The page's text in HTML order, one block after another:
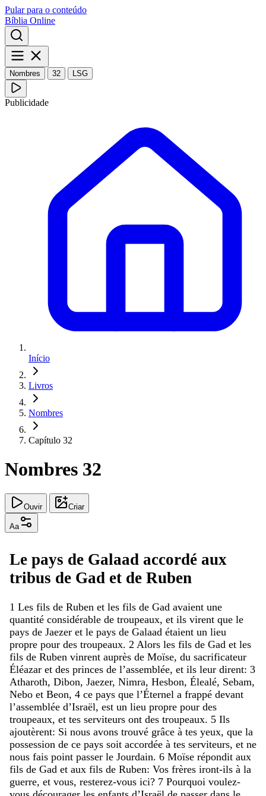
Pular para o conteúdo
Bíblia Online
Nombres 32 LSG
Publicidade
Início
Livros
Nombres
Capítulo 32
Nombres 32
Ouvir Criar
Aa
Le pays de Galaad accordé aux
tribus de Gad et de Ruben
1 Les fils de Ruben et les fils de Gad avaient une
quantité considérable de troupeaux, et ils virent que le
pays de Jaezer et le pays de Galaad étaient un lieu
propre pour des troupeaux. 2 Alors les fils de Gad et les
fils de Ruben vinrent auprès de Moïse, du sacrificateur
Éléazar et des princes de l’assemblée, et ils leur dirent: 3
Atharoth, Dibon, Jaezer, Nimra, Hesbon, Élealé, Sebam,
Nebo et Beon, 4 ce pays que l’Éternel a frappé devant
l’assemblée d’Israël, est un lieu propre pour des
troupeaux, et tes serviteurs ont des troupeaux. 5 Ils
ajoutèrent: Si nous avons trouvé grâce à tes yeux, que la
possession de ce pays soit accordée à tes serviteurs, et ne
nous fais point passer le Jourdain. 6 Moïse répondit aux
fils de Gad et aux fils de Ruben: Vos frères iront-ils à la
guerre, et vous, resterez-vous ici? 7 Pourquoi voulez-